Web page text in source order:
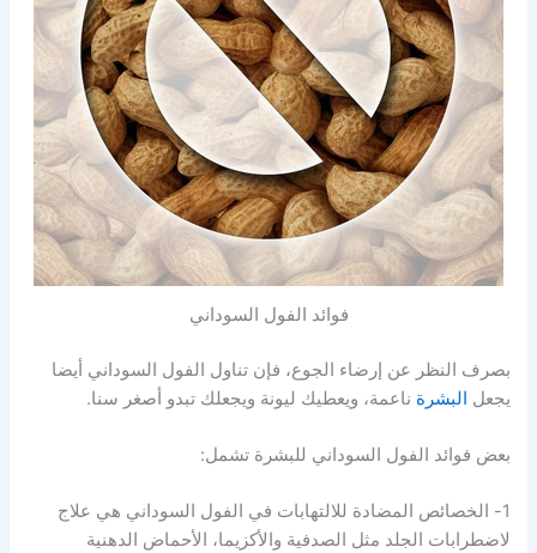
فوائد الفول السوداني
بصرف النظر عن إرضاء الجوع، فإن تناول الفول السوداني أيضا
يجعل البشرة ناعمة، ويعطيك ليونة ويجعلك تبدو أصغر سنا.
بعض فوائد الفول السوداني للبشرة تشمل:
1- الخصائص المضادة للالتهابات في الفول السوداني هي علاج
لاضطرابات الجلد مثل الصدفية والأكزيما، الأحماض الدهنية